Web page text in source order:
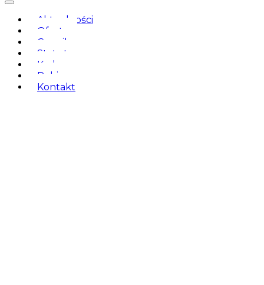
Aktualności
Oferta
Cennik
Statut
Kadra
Pobierz
Kontakt